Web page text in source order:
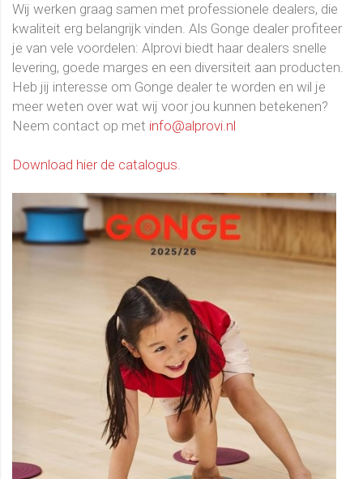
Wij werken graag samen met professionele dealers, die
kwaliteit erg belangrijk vinden. Als Gonge dealer profiteer
je van vele voordelen: Alprovi biedt haar dealers snelle
levering, goede marges en een diversiteit aan producten.
Heb jij interesse om Gonge dealer te worden en wil je
meer weten over wat wij voor jou kunnen betekenen?
Neem contact op met info@alprovi.nl
Download hier de catalogus.